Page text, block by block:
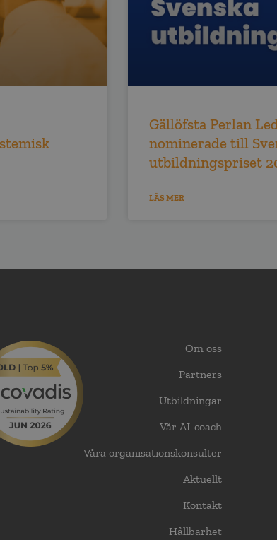
Gällöfsta Perlan
nominerade till
utbildningspriset
LÄS MER
Om oss
Partners
Utbildningar
Vår AI-coach
Våra organisationskonsulter
Aktuellt
Kontakt
Hållbarhet